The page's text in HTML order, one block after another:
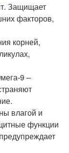
Защищает
факторов,
корней,
9 –
влагой и
функции